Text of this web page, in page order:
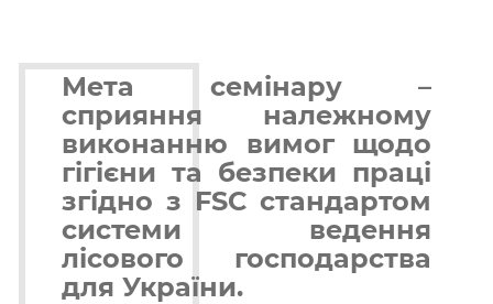
Мета семінару –
сприяння належному
виконанню вимог щодо
гігієни та безпеки праці
згідно з FSC стандартом
системи ведення
лісового господарства
для України.